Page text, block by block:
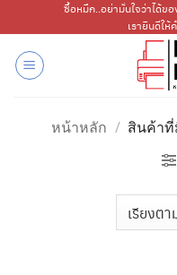
ไป
เนื้อหา
ซื้อหมึก..อย่ามั่นใจว่าได้ข
เรายินดีใ
หน้าหลัก / สินค้าที่